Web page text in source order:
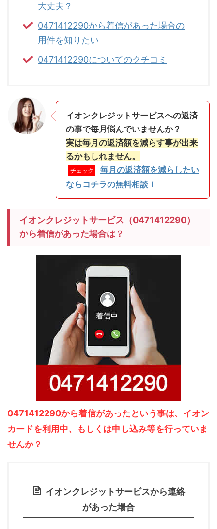
大丈夫？
0471412290から着信があった場合の
用件を知りたい
0471412290についてのクチコミ
イオンクレジットサービスへの返済
の事で毎月悩んでいませんか？
実は毎月の返済額を減らす事が出来
るかもしれません。
チェック
毎月の返済額を減らしたい
ならコチラの無料相談！
イオンクレジットサービス（0471412290）
から着信があった場合は？
0471412290から着信があったという事は、イオン
カードを利用中、もしくは申し込み等を行っていま
せんか？
イオンクレジットサービスから連絡
があった場合